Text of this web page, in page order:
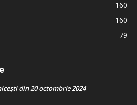
160
160
79
din 20 octombrie 2024